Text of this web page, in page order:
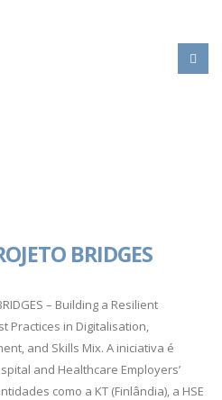
BRIDGES
– Building a Resilient
Practices in Digitalisation,
and Skills Mix. A iniciativa é
and Healthcare Employers’
como a KT (Finlândia), a HSE